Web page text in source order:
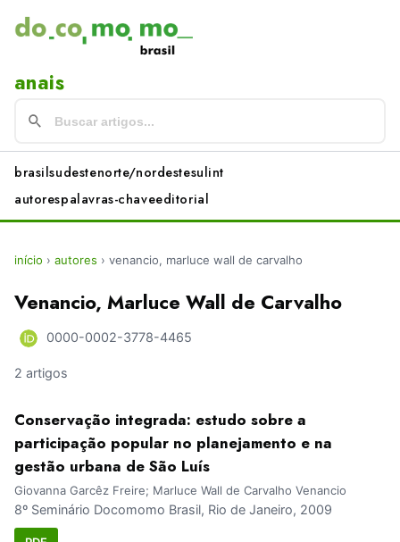
anais
brasilsudestenorte/nordestesulint
autorespalavras-chaveeditorial
início › autores › venancio, marluce wall de carvalho
Venancio, Marluce Wall de Carvalho
0000-0002-3778-4465
2 artigos
Conservação integrada: estudo sobre a
participação popular no planejamento e na
gestão urbana de São Luís
Giovanna Garcêz Freire; Marluce Wall de Carvalho Venancio
8º Seminário Docomomo Brasil, Rio de Janeiro, 2009